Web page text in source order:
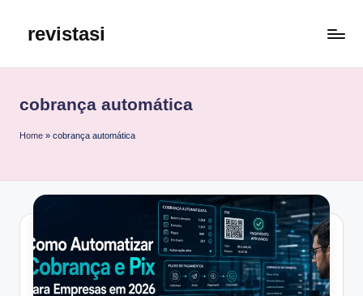
revistasi
melhor
mais
internet.
cobrança automática
Home » cobrança automática